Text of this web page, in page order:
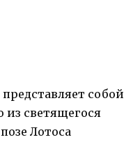
собой
светящегося
Лотоса